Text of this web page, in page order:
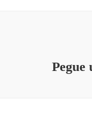
Pegue